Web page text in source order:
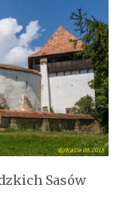
Sasów